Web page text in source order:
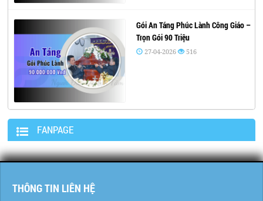
Gói An Táng Phúc Lành Công Giáo –
Trọn Gói 90 Triệu
27-04-2026 516
FANPAGE
THÔNG TIN LIÊN HỆ